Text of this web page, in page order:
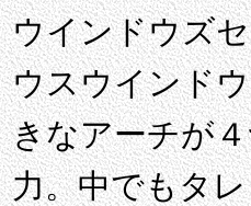
ウインドウズ
ウスウインド
きなアーチが
力。中でもタ